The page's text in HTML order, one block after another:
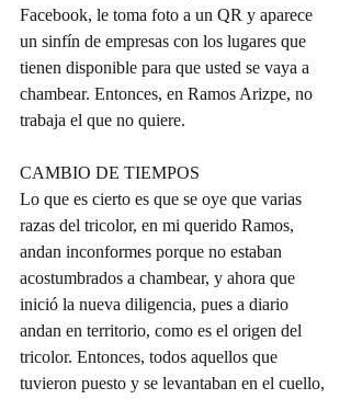
Facebook, le toma foto a un QR y aparece
un sinfín de empresas con los lugares que
tienen disponible para que usted se vaya a
chambear. Entonces, en Ramos Arizpe, no
trabaja el que no quiere.
CAMBIO DE TIEMPOS
Lo que es cierto es que se oye que varias
razas del tricolor, en mi querido Ramos,
andan inconformes porque no estaban
acostumbrados a chambear, y ahora que
inició la nueva diligencia, pues a diario
andan en territorio, como es el origen del
tricolor. Entonces, todos aquellos que
tuvieron puesto y se levantaban en el cuello,